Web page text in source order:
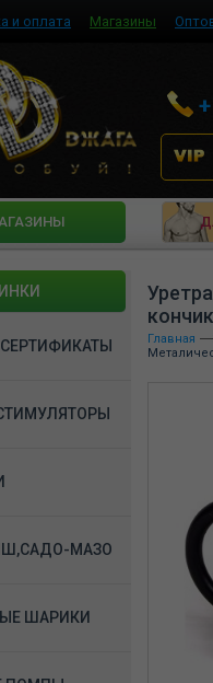
и оплата Магазины
МАЗО
ШАРИКИ
Главная